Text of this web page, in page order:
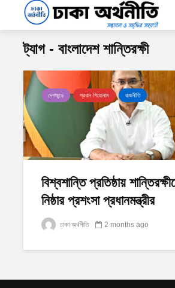
ট্যাগ - বাংলাদেশ শান্তিরক্ষী
দেশজুড়ে প্রধান শিরোনাম রাজনীতি
বিশ্বশান্তি প্রতিষ্ঠায়
নিষ্ঠার প্রশংসা প্রধানমন্ত্রীর
ঢাকা অর্থনীতি 2 months ago